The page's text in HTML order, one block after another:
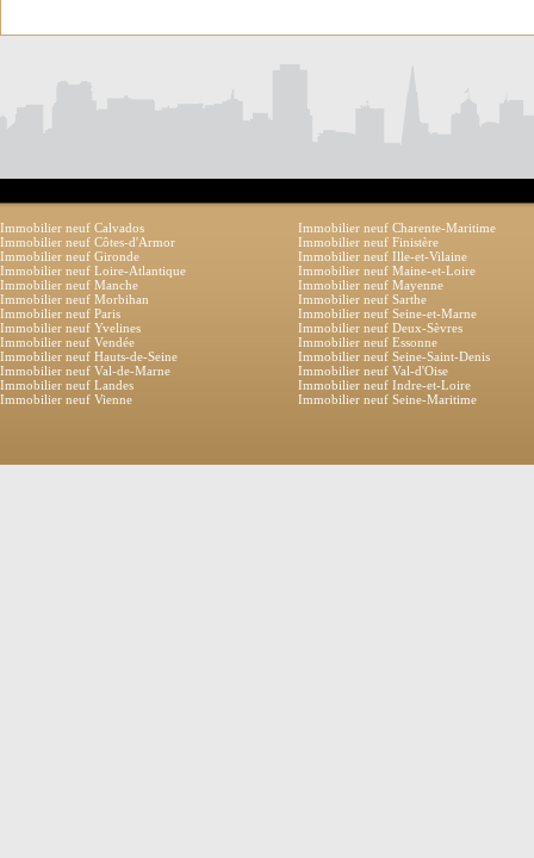
Immobilier neuf Calvados
Immobilier neuf Charente-Maritime
Immobilier neuf Côtes-d'Armor
Immobilier neuf Finistère
Immobilier neuf Gironde
Immobilier neuf Ille-et-Vilaine
Immobilier neuf Loire-Atlantique
Immobilier neuf Maine-et-Loire
Immobilier neuf Manche
Immobilier neuf Mayenne
Immobilier neuf Morbihan
Immobilier neuf Sarthe
Immobilier neuf Paris
Immobilier neuf Seine-et-Marne
Immobilier neuf Yvelines
Immobilier neuf Deux-Sèvres
Immobilier neuf Vendée
Immobilier neuf Essonne
Immobilier neuf Hauts-de-Seine
Immobilier neuf Seine-Saint-Denis
Immobilier neuf Val-de-Marne
Immobilier neuf Val-d'Oise
Immobilier neuf Landes
Immobilier neuf Indre-et-Loire
Immobilier neuf Vienne
Immobilier neuf Seine-Maritime